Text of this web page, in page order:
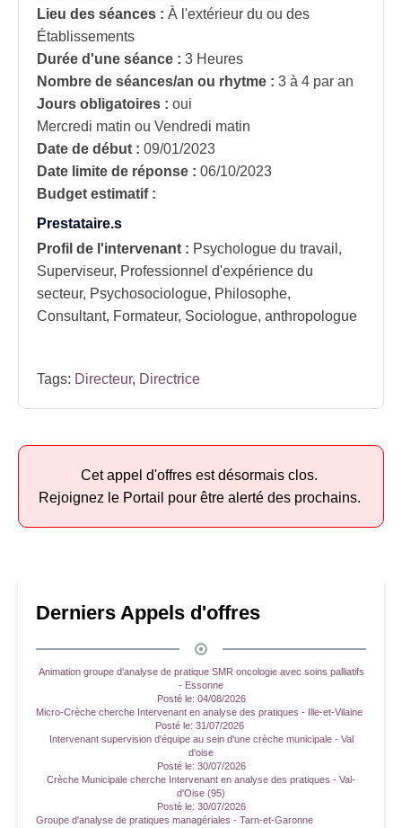
Lieu des séances : À l'extérieur du ou des
Établissements
Durée d'une séance : 3 Heures
Nombre de séances/an ou rhytme : 3 à 4 par an
Jours obligatoires : oui
Mercredi matin ou Vendredi matin
Date de début : 09/01/2023
Date limite de réponse : 06/10/2023
Budget estimatif :
Prestataire.s
Profil de l'intervenant : Psychologue du travail,
Superviseur, Professionnel d'expérience du
secteur, Psychosociologue, Philosophe,
Consultant, Formateur, Sociologue, anthropologue
Tags: Directeur, Directrice
Cet appel d'offres est désormais clos.
Rejoignez le Portail pour être alerté des prochains.
Derniers Appels d'offres
Animation groupe d'analyse de pratique SMR oncologie avec soins palliatifs
- Essonne
Posté le: 04/08/2026
Micro-Crèche cherche Intervenant en analyse des pratiques - Ille-et-Vilaine
Posté le: 31/07/2026
Intervenant supervision d'équipe au sein d'une crèche municipale - Val
d'oise
Posté le: 30/07/2026
Crèche Municipale cherche Intervenant en analyse des pratiques - Val-
d'Oise (95)
Posté le: 30/07/2026
Groupe d'analyse de pratiques managériales - Tarn-et-Garonne